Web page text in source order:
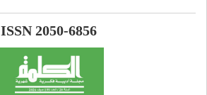
ISSN 2050-6856